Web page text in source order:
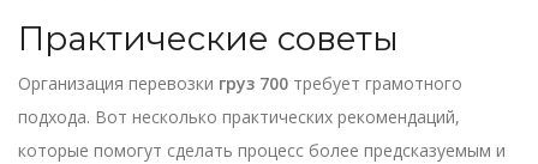
Практические советы
Организация перевозки груз 700 требует грамотного
подхода. Вот несколько практических рекомендаций,
которые помогут сделать процесс более предсказуемым и